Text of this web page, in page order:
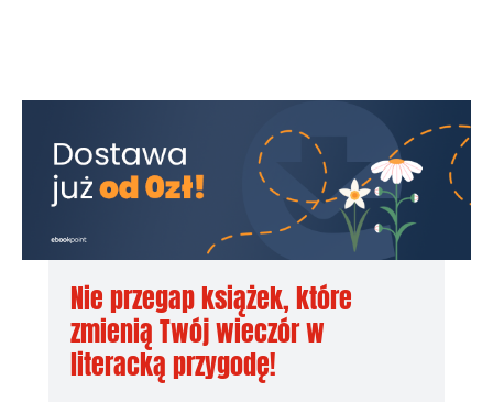
Nie przegap książek, które
zmienią Twój wieczór w
literacką przygodę!